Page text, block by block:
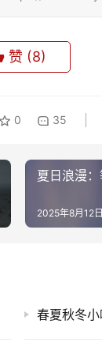
赞 (8)
0 35
夏日浪漫
2025年8月12
春夏秋冬